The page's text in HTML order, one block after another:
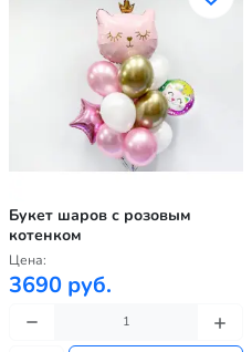
Букет шаров с розовым
котенком
Цена:
3690 руб.